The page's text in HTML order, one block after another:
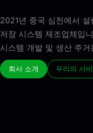
2021년 중국 심천에서
저장 시스템 제조업체입
시스템 개발 및 생산 주
회사 소개 우리의 서